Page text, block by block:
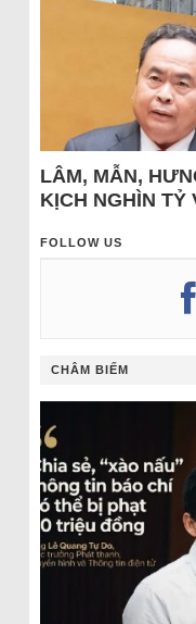
LÂM, MẪN,
KỊCH NGHÌN TỶ
FOLLOW US
CHÂM BIẾM